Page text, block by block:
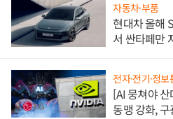
자동차·부품
현대차 올해
서 싼타페만
전자·전기·정보
[AI 뭉쳐야
동맹 강화, 구